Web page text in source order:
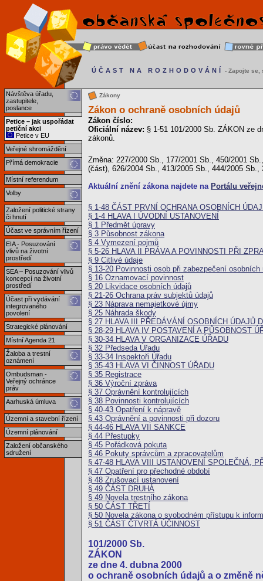
Návštěva úřadu,
zastupitele,
poslance
Petice – jak uspořádat
petiční akci
Petice v EU
Veřejné shromáždění
Přímá demokracie
Místní referendum
Volby
Založení politické strany
či hnutí
Účast ve správním řízení
EIA - Posuzování
vlivů na životní
prostředí
SEA – Posuzování vlivů
koncepcí na životní
prostředí
Účast při vydávání
integrovaného
povolení
Strategické plánování
Místní Agenda 21
Žaloba a trestní
oznámení
Ombudsman -
Veřejný ochránce
práv
Aarhuská úmluva
Územní a stavební řízení
Územní plánování
Založení občanského
sdružení
ÚČAST NA ROZHODOVÁNÍ - Zapojte se,
Zákony
Zákon o ochraně osobních údajů
Zákon číslo:
Oficiální název: § 1-51 101/2000 Sb. ZÁKON ze
zákonů.
Změna: 227/2000 Sb., 177/2001 Sb., 450/2001
(část), 626/2004 Sb., 413/2005 Sb., 444/2005 Sb.,
Aktuální znění zákona najdete na Portálu
§ 1-48 ČÁST PRVNÍ OCHRANA OSOBNÍCH
§ 1-4 HLAVA I ÚVODNÍ USTANOVENÍ
§ 1 Předmět úpravy
§ 3 Působnost zákona
§ 4 Vymezení pojmů
§ 5-26 HLAVA II PRÁVA A POVINNOSTI PŘI
§ 9 Citlivé údaje
§ 13-20 Povinnosti osob při zabezpečení osobních
§ 16 Oznamovací povinnost
§ 20 Likvidace osobních údajů
§ 21-26 Ochrana práv subjektů údajů
§ 23 Náprava nemajetkové újmy
§ 25 Náhrada škody
§ 27 HLAVA III PŘEDÁVÁNÍ OSOBNÍCH ÚDAJŮ
§ 28-29 HLAVA IV POSTAVENÍ A PŮSOBNOST
§ 30-34 HLAVA V ORGANIZACE ÚŘADU
§ 32 Předseda Úřadu
§ 33-34 Inspektoři Úřadu
§ 35-43 HLAVA VI ČINNOST ÚŘADU
§ 35 Registrace
§ 36 Výroční zpráva
§ 37 Oprávnění kontrolujících
§ 38 Povinnosti kontrolujících
§ 40-43 Opatření k nápravě
§ 43 Oprávnění a povinnosti při dozoru
§ 44-46 HLAVA VII SANKCE
§ 44 Přestupky
§ 45 Pořádková pokuta
§ 46 Pokuty správcům a zpracovatelům
§ 47-48 HLAVA VIII USTANOVENÍ SPOLEČNÁ,
§ 47 Opatření pro přechodné období
§ 48 Zrušovací ustanovení
§ 49 ČÁST DRUHÁ
§ 49 Novela trestního zákona
§ 50 ČÁST TŘETÍ
§ 50 Novela zákona o svobodném přístupu k
§ 51 ČÁST ČTVRTÁ ÚČINNOST
101/2000 Sb.
ZÁKON
ze dne 4. dubna 2000
o ochraně osobních údajů a o změně